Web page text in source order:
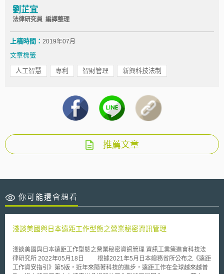
劉芷宜
法律研究員 編譯整理
上稿時間： 2019年07月
文章標籤
人工智慧 專利 智財管理 新興科技法制
推薦文章
你可能還會想看
淺談美國與日本遠距工作型態之營業秘密資訊管理
淺談美國與日本遠距工作型態之營業秘密資訊管理 資訊工業策進會科技法
律研究所 2022年05月18日 根據2021年5月日本總務省所公布之《遠距
工作資安指引》第5版，近年來隨著科技的進步，遠距工作在全球越來越普